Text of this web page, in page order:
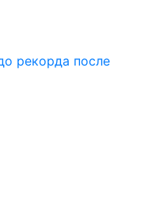
рекорда после